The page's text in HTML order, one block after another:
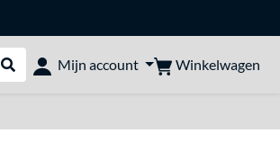
Webshop doorzoeken
Mijn account Winkelwagen